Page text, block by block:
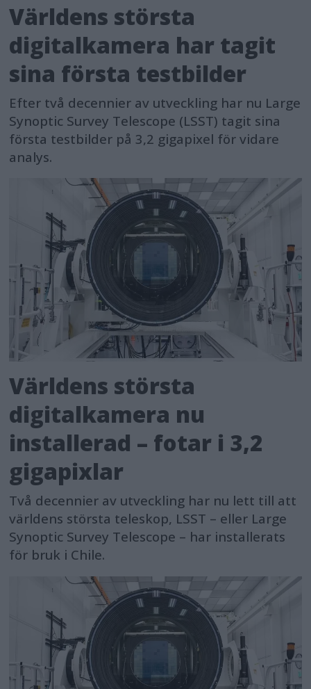
Världens största
digitalkamera har tagit
sina första testbilder
Efter två decennier av utveckling har nu Large
Synoptic Survey Telescope (LSST) tagit sina
första testbilder på 3,2 gigapixel för vidare
analys.
Världens största
digitalkamera nu
installerad – fotar i 3,2
gigapixlar
Två decennier av utveckling har nu lett till att
världens största teleskop, LSST – eller Large
Synoptic Survey Telescope – har installerats
för bruk i Chile.